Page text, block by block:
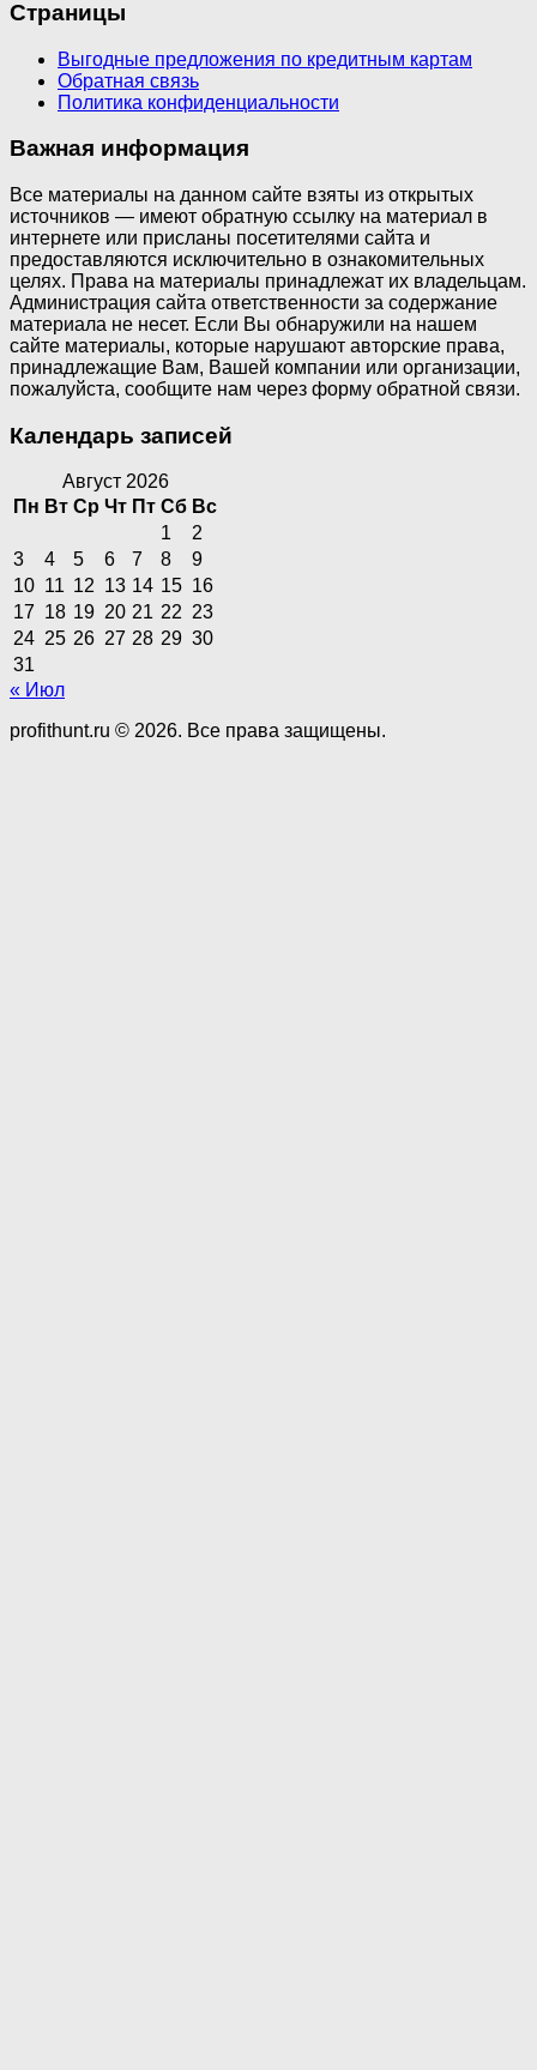
Страницы
Выгодные предложения по кредитным картам
Обратная связь
Политика конфиденциальности
Важная информация
Все материалы на данном сайте взяты из открытых
источников — имеют обратную ссылку на материал в
интернете или присланы посетителями сайта и
предоставляются исключительно в ознакомительных
целях. Права на материалы принадлежат их владельцам.
Администрация сайта ответственности за содержание
материала не несет. Если Вы обнаружили на нашем
сайте материалы, которые нарушают авторские права,
принадлежащие Вам, Вашей компании или организации,
пожалуйста, сообщите нам через форму обратной связи.
Календарь записей
Август 2026
Пн Вт Ср Чт Пт Сб Вс
1
2
3
4 5 6 7 8
9
10 11 12 13 14 15 16
17 18 19 20 21 22 23
24 25 26 27 28 29 30
31
« Июл
profithunt.ru © 2026. Все права защищены.